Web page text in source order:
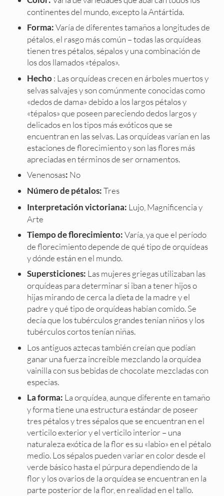
continentes del mundo, excepto la Antártida.
Forma:Varía de diferentes tamaños a longitudes de
pétalos, el rasgo más común – todas las orquídeas
tienen tres pétalos, sépalos y una combinación de
los dos llamados «tépalos».
Hecho : Las orquídeas crecen en árboles muertos y
selvas salvajes y son comúnmente conocidas como
«dedos de dama» debido a los largos pétalos y
«tépalos» que poseen pareciendo dedos largos y
delicados en los tipos más exóticos que se
encuentran en las selvas. Las orquídeas varían en las
estaciones de florecimiento y son las flores más
apreciadas en términos de ser ornamentos.
Venenosas: No
Número de pétalos:Tres
Interpretación victoriana: Lujo, Magnificencia y
Arte
Tiempo de florecimiento:Varía, ya que el período
de florecimiento depende de qué tipo de orquídeas
y dónde están en el mundo.
Supersticiones: Las mujeres griegas utilizaban las
orquídeas para determinar si iban a tener hijos o
hijas mirando de cerca la dieta de la madre y el
padre y qué tipo de orquídeas habían comido. Se
decía que los tubérculos grandes tenían niños y los
tubérculos cortos tenían niñas.
Los antiguos aztecas también creían que podían
ganar una fuerza increíble mezclando la orquídea
vainilla con sus bebidas de chocolate mezcladas con
especias.
La forma: La orquídea, aunque diferente en tamaño
y forma tiene una estructura estándar de poseer
tres pétalos y tres sépalos que se encuentran en el
verticilo exterior y el verticilo interior – una
naturaleza exótica de la flor es su «labio» en el pétalo
medio. Los sépalos pueden variar en color desde el
verde básico hasta el púrpura dependiendo de la
flor y los ovarios de la orquídea se encuentran en la
parte posterior de la flor, en realidad en el tallo.